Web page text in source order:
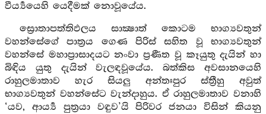
වීර්‍ය්‍යයෙහි යෙදීමක් නොවූයේය.
ස්‍රොතාපත්තිඵලය සාක්‍ෂාත් කොටම භාග්‍යවතුන්
වහන්සේගේ පාත්‍රය ගෙණ පිරිස් සහිත වූ භාග්‍යවතුන්
වහන්සේ මහාප්‍රාසාදයට නංවා ප්‍රණීත වූ කෑයුතු දැයින් හා
බිඳිය යුතු දැයින් වැලඳවූයේය. බත්කිස අවසානයෙහි
රාහුලමාතාව හැර සියලු අන්තඃපුර ස්ත්‍රීහු අවුත්
භාග්‍යවතුන් වහන්සේට වැන්දාහුය. ඒ රාහුලමාතාව වනාහි
‘යව, ආර්‍ය්‍ය පුත්‍රයා වඳුව’යි පිරිවර ජනයා විසින් කියනු